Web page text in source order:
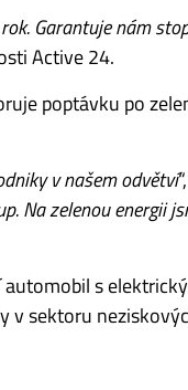
Garantuje nám
Active 24.
poptávku po
v našem odvětví
Na zelenou energii
s
v sektoru